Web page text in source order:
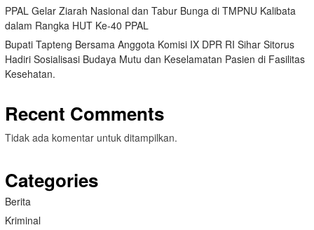
PPAL Gelar Ziarah Nasional dan Tabur Bunga di TMPNU Kalibata
dalam Rangka HUT Ke-40 PPAL
Bupati Tapteng Bersama Anggota Komisi IX DPR RI Sihar Sitorus
Hadiri Sosialisasi Budaya Mutu dan Keselamatan Pasien di Fasilitas
Kesehatan.
Recent Comments
Tidak ada komentar untuk ditampilkan.
Categories
Berita
Kriminal